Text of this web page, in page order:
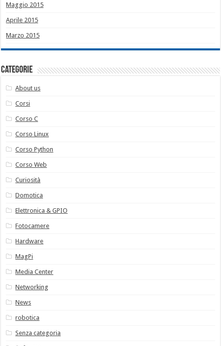
Maggio 2015
Aprile 2015
Marzo 2015
Categorie
About us
Corsi
Corso C
Corso Linux
Corso Python
Corso Web
Curiosità
Domotica
Elettronica & GPIO
Fotocamere
Hardware
MagPi
Media Center
Networking
News
robotica
Senza categoria